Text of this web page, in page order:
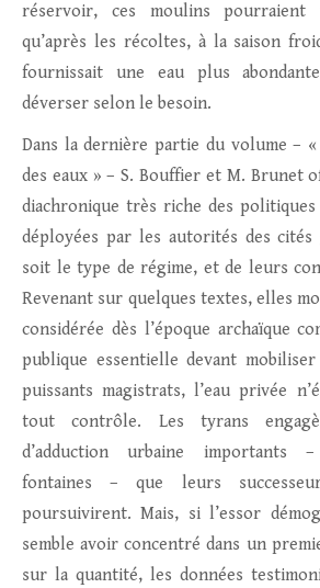
réservoir, ces moulins pourraient
qu’après les récoltes, à la saison
fournissait une eau plus
déverser selon le besoin.
Dans la dernière partie du volume –
des eaux » – S. Bouffier et M. Brunet
diachronique très riche des politiques
déployées par les autorités des cités
soit le type de régime, et de leurs
Revenant sur quelques textes, elles
considérée dès l’époque archaïque
publique essentielle devant
puissants magistrats, l’eau privée
tout contrôle. Les tyrans
d’adduction urbaine importants
fontaines – que leurs
poursuivirent. Mais, si l’essor
semble avoir concentré dans un
sur la quantité, les données